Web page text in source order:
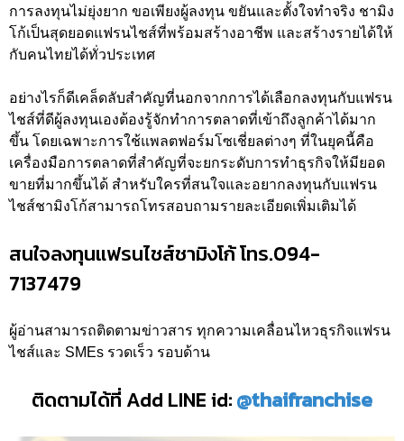
การลงทุนไม่ยุ่งยาก ขอเพียงผู้ลงทุน ขยันและตั้งใจทำจริง ชามิง
โก้เป็นสุดยอดแฟรนไชส์ที่พร้อมสร้างอาชีพ และสร้างรายได้ให้
กับคนไทยได้ทั่วประเทศ
อย่างไรก็ดีเคล็ดลับสำคัญที่นอกจากการได้เลือกลงทุนกับแฟรน
ไชส์ที่ดีผู้ลงทุนเองต้องรู้จักทำการตลาดที่เข้าถึงลูกค้าได้มาก
ขึ้น โดยเฉพาะการใช้แพลตฟอร์มโซเชี่ยลต่างๆ ที่ในยุคนี้คือ
เครื่องมือการตลาดที่สำคัญที่จะยกระดับการทำธุรกิจให้มียอด
ขายที่มากขึ้นได้ สำหรับใครที่สนใจและอยากลงทุนกับแฟรน
ไชส์ชามิงโก้สามารถโทรสอบถามรายละเอียดเพิ่มเติมได้
สนใจลงทุนแฟรนไชส์ชามิงโก้ โทร.094-
7137479
ผู้อ่านสามารถติดตามข่าวสาร ทุกความเคลื่อนไหวธุรกิจแฟรน
ไชส์และ SMEs รวดเร็ว รอบด้าน
ติดตามได้ที่ Add LINE id:@thaifranchise